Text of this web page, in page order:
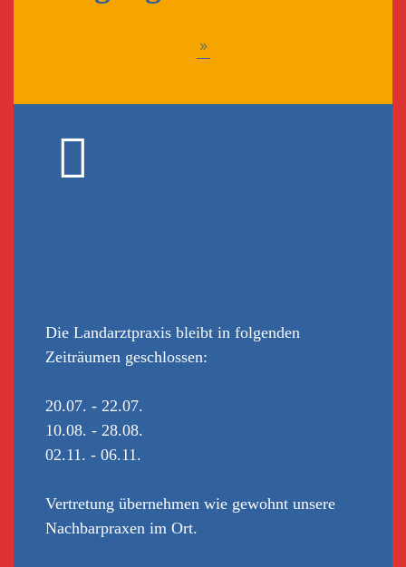
Die Landarztpraxis bleibt in folgenden
Zeiträumen geschlossen:
20.07. - 22.07.
10.08. - 28.08.
02.11. - 06.11.
Vertretung übernehmen wie gewohnt unsere
Nachbarpraxen im Ort.